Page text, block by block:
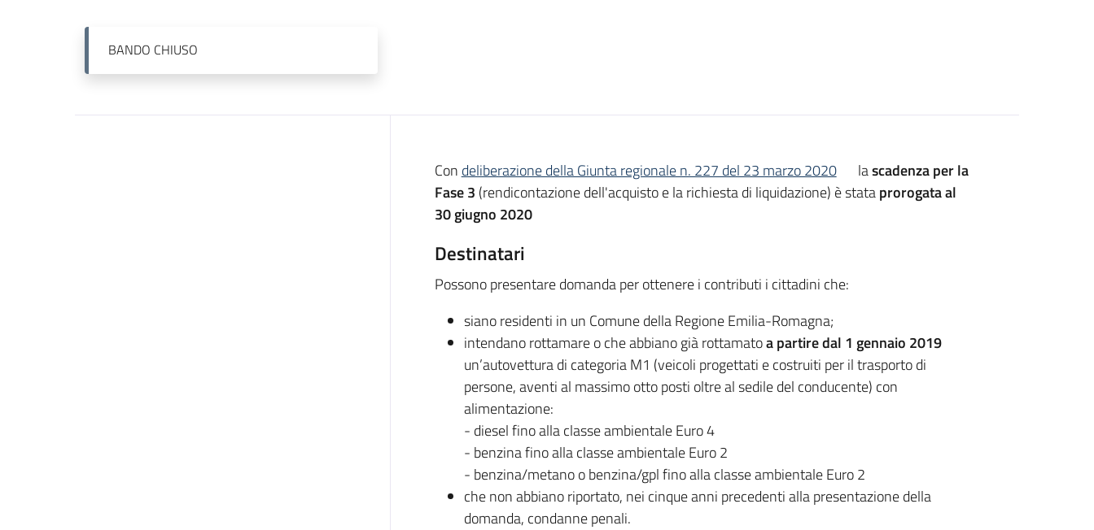
BANDO CHIUSO
Descrizione
Con deliberazione della Giunta regionale n. 227 del 23 marzo 2020 lascadenza per la
Fase 3 (rendicontazione dell'acquisto e la richiesta di liquidazione) è stataprorogata al
30 giugno 2020
Destinatari
Possono presentare domanda per ottenere i contributi i cittadini che:
siano residenti in un Comune della Regione Emilia-Romagna;
intendano rottamare o che abbiano già rottamatoa partire dal 1 gennaio 2019
un’autovettura di categoria M1 (veicoli progettati e costruiti per il trasporto di
persone, aventi al massimo otto posti oltre al sedile del conducente) con
alimentazione:
- diesel fino alla classe ambientale Euro 4
- benzina fino alla classe ambientale Euro 2
- benzina/metano o benzina/gpl fino alla classe ambientale Euro 2
che non abbiano riportato, nei cinque anni precedenti alla presentazione della
domanda, condanne penali.